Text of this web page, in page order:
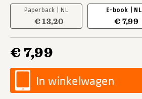
Paperback | NL
€ 13,20
E-book | NL
€ 7,99
€ 7,99
In winkelwagen